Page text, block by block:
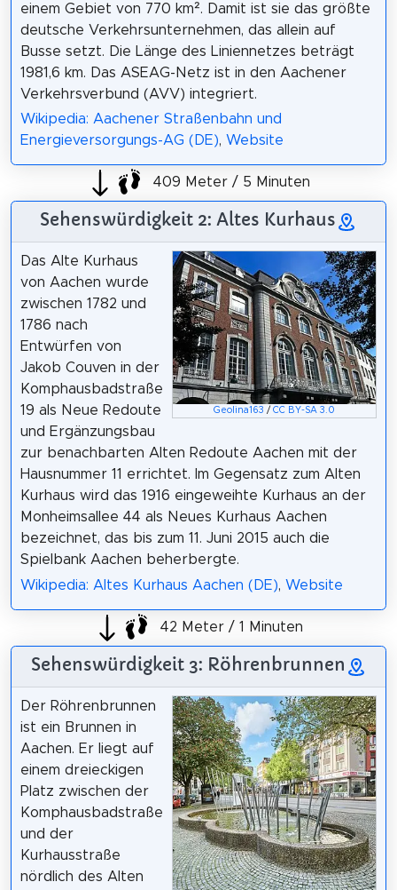
einem Gebiet von 770 km². Damit ist sie das größte
deutsche Verkehrsunternehmen, das allein auf
Busse setzt. Die Länge des Liniennetzes beträgt
1981,6 km. Das ASEAG-Netz ist in den Aachener
Verkehrsverbund (AVV) integriert.
Wikipedia: Aachener Straßenbahn und
Energieversorgungs-AG (DE), Website
409 Meter / 5 Minuten
Sehenswürdigkeit 2: Altes Kurhaus
Geolina163 /CC BY-SA 3.0
Das Alte Kurhaus
von Aachen wurde
zwischen 1782 und
1786 nach
Entwürfen von
Jakob Couven in der
Komphausbadstraße
19 als Neue Redoute
und Ergänzungsbau
zur benachbarten Alten Redoute Aachen mit der
Hausnummer 11 errichtet. Im Gegensatz zum Alten
Kurhaus wird das 1916 eingeweihte Kurhaus an der
Monheimsallee 44 als Neues Kurhaus Aachen
bezeichnet, das bis zum 11. Juni 2015 auch die
Spielbank Aachen beherbergte.
Wikipedia: Altes Kurhaus Aachen (DE), Website
42 Meter / 1 Minuten
Sehenswürdigkeit 3: Röhrenbrunnen
Der Röhrenbrunnen
ist ein Brunnen in
Aachen. Er liegt auf
einem dreieckigen
Platz zwischen der
Komphausbadstraße
und der
Kurhausstraße
nördlich des Alten